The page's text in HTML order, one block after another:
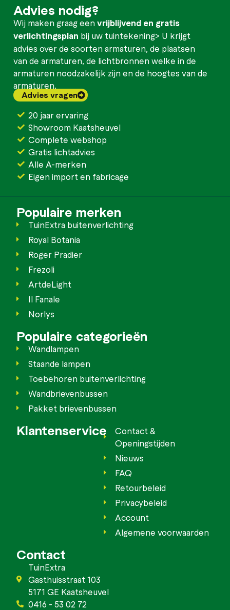
Advies nodig?
Wij maken graag eenvrijblijvend en gratis
verlichtingsplan bij uw tuintekening> U krijgt
advies over de soorten armaturen, de plaatsen
van de armaturen, de lichtbronnen welke in de
armaturen noodzakelijk zijn en de hoogtes van de
armaturen.
Advies vragen
20 jaar ervaring
Showroom Kaatsheuvel
Complete webshop
Gratis lichtadvies
Alle A-merken
Eigen import en fabricage
Populaire merken
TuinExtra buitenverlichting
Royal Botania
Roger Pradier
Frezoli
ArtdeLight
Il Fanale
Norlys
Populaire categorieën
Wandlampen
Staande lampen
Toebehoren buitenverlichting
Wandbrievenbussen
Pakket brievenbussen
Klantenservice
Contact &
Openingstijden
Nieuws
FAQ
Retourbeleid
Privacybeleid
Account
Algemene voorwaarden
Contact
TuinExtra
Gasthuisstraat 103
5171 GE Kaatsheuvel
0416 - 53 02 72